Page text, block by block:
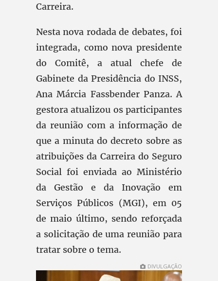
Carreira.
Nesta nova rodada de debates, foi
integrada, como nova presidente
do Comitê, a atual chefe de
Gabinete da Presidência do INSS,
Ana Márcia Fassbender Panza. A
gestora atualizou os participantes
da reunião com a informação de
que a minuta do decreto sobre as
atribuições da Carreira do Seguro
Social foi enviada ao Ministério
da Gestão e da Inovação em
Serviços Públicos (MGI), em 05
de maio último, sendo reforçada
a solicitação de uma reunião para
tratar sobre o tema.
DIVULGAÇÃO